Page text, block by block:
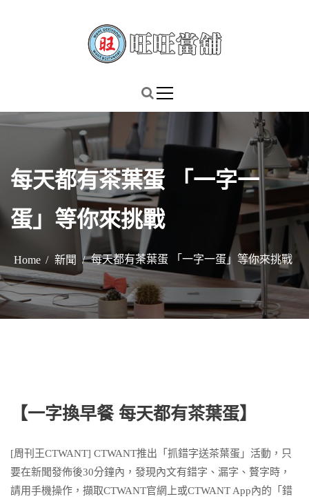
每天都有茶葉蛋 「一字一
蛋」等你來挑戰
Home 新聞 每天都有茶葉蛋 「一字一蛋」等你來挑戰
【一字換早餐 每天都有茶葉蛋】
[周刊王CTWANT] CTWANT推出「抓錯字送茶葉蛋」活動，只
要在新聞發佈後30分鐘內，發現內文有錯字、漏字、贅字時，
請用手機操作，擷取CTWANT官網上或CTWANT App內的「錯